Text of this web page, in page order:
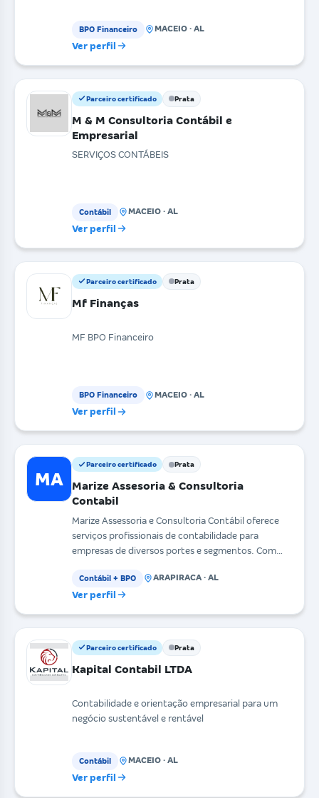
BPO Financeiro MACEIO · AL
Ver perfil
Parceiro certificado Prata
M & M Consultoria Contábil e
Empresarial
SERVIÇOS CONTÁBEIS
Contábil MACEIO · AL
Ver perfil
Parceiro certificado Prata
Mf Finanças
MF BPO Financeiro
BPO Financeiro MACEIO · AL
Ver perfil
MA
Parceiro certificado Prata
Marize Assesoria & Consultoria
Contabil
Marize Assessoria e Consultoria Contábil oferece
serviços profissionais de contabilidade para
empresas de diversos portes e segmentos. Com
Contábil + BPO ARAPIRACA · AL
Ver perfil
Parceiro certificado Prata
Kapital Contabil LTDA
Contabilidade e orientação empresarial para um
negócio sustentável e rentável
Contábil MACEIO · AL
Ver perfil